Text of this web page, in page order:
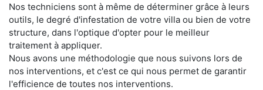
Nos techniciens sont à même de déterminer grâce à leurs
outils, le degré d'infestation de votre villa ou bien de votre
structure, dans l'optique d'opter pour le meilleur
traitement à appliquer.
Nous avons une méthodologie que nous suivons lors de
nos interventions, et c'est ce qui nous permet de garantir
l'efficience de toutes nos interventions.